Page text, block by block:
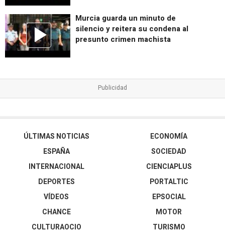
Murcia guarda un minuto de
silencio y reitera su condena al
presunto crimen machista
ÚLTIMAS NOTICIAS
ESPAÑA
INTERNACIONAL
DEPORTES
VÍDEOS
ECONOMÍA
SOCIEDAD
CIENCIAPLUS
PORTALTIC
EPSOCIAL
CHANCE
CULTURAOCIO
MOTOR
TURISMO